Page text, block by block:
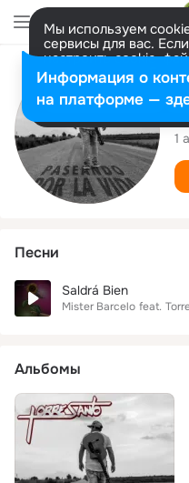
Мы используем
сервисы для вас.
настроить cookie-
представитель.
Разрешить все
1
Песни
Saldrá Bien
Mister Barcelo feat.
Альбомы
Информация о
на платформе —